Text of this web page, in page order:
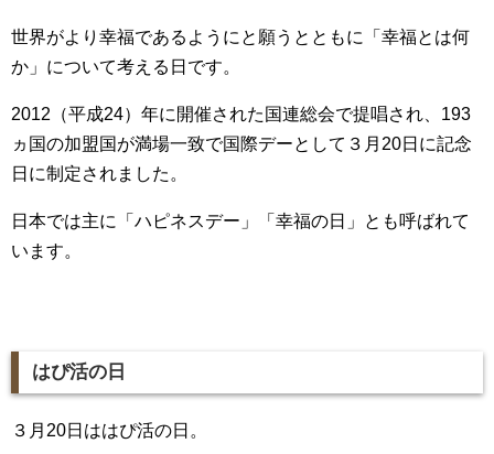
世界がより幸福であるようにと願うとともに「幸福とは何
か」について考える日です。
2012（平成24）年に開催された国連総会で提唱され、193
ヵ国の加盟国が満場一致で国際デーとして３月20日に記念
日に制定されました。
日本では主に「ハピネスデー」「幸福の日」とも呼ばれて
います。
はぴ活の日
３月20日ははぴ活の日。